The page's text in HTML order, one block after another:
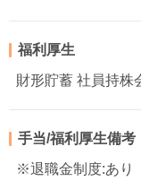
福利厚生
財形貯蓄 社員持株
手当/福利厚生備考
※退職金制度:あり